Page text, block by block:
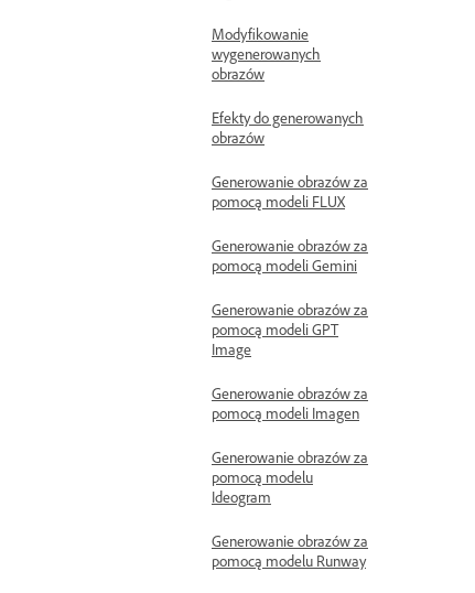
Modyfikowanie
wygenerowanych
obrazów
Efekty do generowanych
obrazów
Generowanie obrazów za
pomocą modeli FLUX
Generowanie obrazów za
pomocą modeli Gemini
Generowanie obrazów za
pomocą modeli GPT
Image
Generowanie obrazów za
pomocą modeli Imagen
Generowanie obrazów za
pomocą modelu
Ideogram
Generowanie obrazów za
pomocą modelu Runway